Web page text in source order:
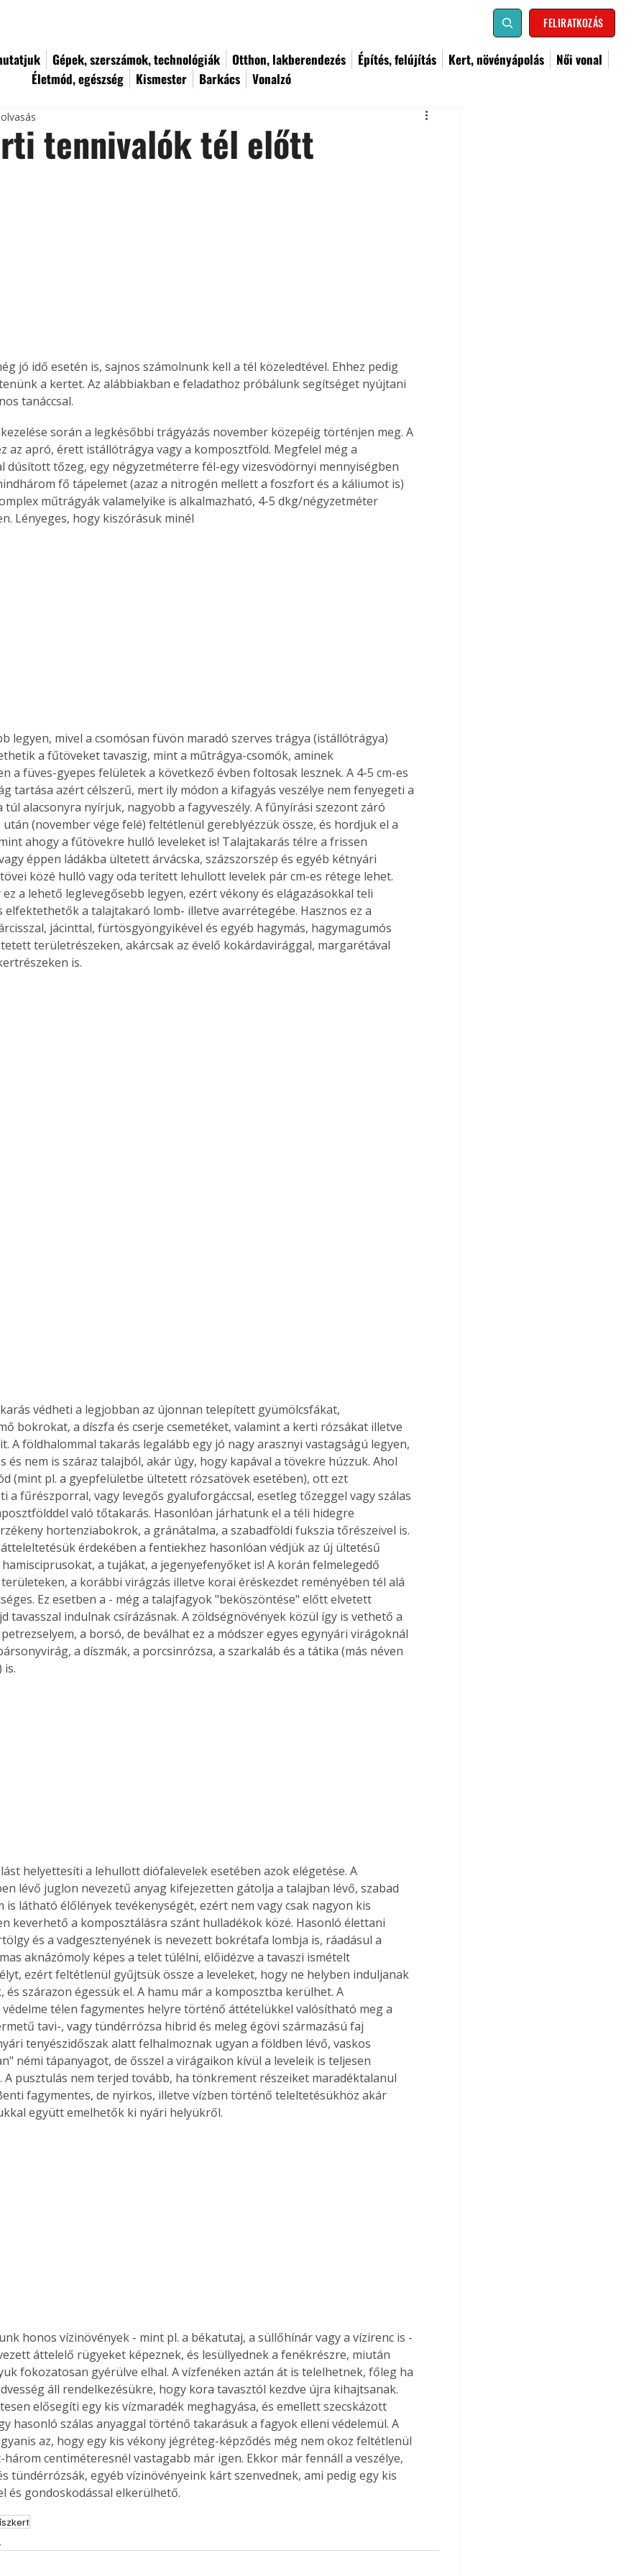
FELIRATKOZÁS
Gépek, szerszámok, technológiák Otthon, lakberendezés Építés, felújítás Kert, növényápolás
Női vonal
Életmód, egészség
Kismester Barkács Vonalzó
Old
új,
egyedi
vagy
is
Bárhol,
élve
az
A
könyvek tetszőleges
párosítással kedvezményes
áron, 0 Ft postaköltséggel
megrendelhetők!
Gyógyító növények: a
tennivalók tél előtt
jó idő esetén is, sajnos számolnunk kell a tél közeledtével. Ehhez pedig
a kertet. Az alábbiakban e feladathoz próbálunk segítséget nyújtani
tanáccsal.
az apró, érett istállótrágya vagy a komposztföld. Megfelel még a
dúsított tőzeg, egy négyzetméterre fél-egy vizesvödörnyi mennyiségben
fő tápelemet (azaz a nitrogén mellett a foszfort és a káliumot is)
műtrágyák valamelyike is alkalmazható, 4-5 dkg/négyzetméter
Lényeges, hogy kiszórásuk minél
legyen, mivel a csomósan füvön maradó szerves trágya (istállótrágya)
a fűtöveket tavaszig, mint a műtrágya-csomók, aminek
a füves-gyepes felületek a következő évben foltosak lesznek. A 4-5 cm-es
tartása azért célszerű, mert ily módon a kifagyás veszélye nem fenyegeti a
túl alacsonyra nyírjuk, nagyobb a fagyveszély. A fűnyírási szezont záró
(november vége felé) feltétlenül gereblyézzük össze, és hordjuk el a
ahogy a fűtövekre hulló leveleket is! Talajtakarás télre a frissen
éppen ládákba ültetett árvácska, százszorszép és egyéb kétnyári
közé hulló vagy oda terített lehullott levelek pár cm-es rétege lehet.
a lehető leglevegősebb legyen, ezért vékony és elágazásokkal teli
elfektethetők a talajtakaró lomb- illetve avarrétegébe. Hasznos ez a
jácinttal, fürtösgyöngyikével és egyéb hagymás, hagymagumós
területrészeken, akárcsak az évelő kokárdavirággal, margarétával
is.
védheti a legjobban az újonnan telepített gyümölcsfákat,
bokrokat, a díszfa és cserje csemetéket, valamint a kerti rózsákat illetve
A földhalommal takarás legalább egy jó nagy arasznyi vastagságú legyen,
és nem is száraz talajból, akár úgy, hogy kapával a tövekre húzzuk. Ahol
(mint pl. a gyepfelületbe ültetett rózsatövek esetében), ott ezt
a fűrészporral, vagy levegős gyaluforgáccsal, esetleg tőzeggel vagy szálas
való tőtakarás. Hasonlóan járhatunk el a téli hidegre
hortenziabokrok, a gránátalma, a szabadföldi fukszia tőrészeivel is.
érdekében a fentiekhez hasonlóan védjük az új ültetésű
a tujákat, a jegenyefenyőket is! A korán felmelegedő
a korábbi virágzás illetve korai éréskezdet reményében tél alá
Ez esetben a - még a talajfagyok "beköszöntése" előtt elvetett
tavasszal indulnak csírázásnak. A zöldségnövények közül így is vethető a
a borsó, de beválhat ez a módszer egyes egynyári virágoknál
a díszmák, a porcsinrózsa, a szarkaláb és a tátika (más néven
is.
helyettesíti a lehullott diófalevelek esetében azok elégetése. A
lévő juglon nevezetű anyag kifejezetten gátolja a talajban lévő, szabad
is látható élőlények tevékenységét, ezért nem vagy csak nagyon kis
keverhető a komposztálásra szánt hulladékok közé. Hasonló élettani
és a vadgesztenyének is nevezett bokrétafa lombja is, ráadásul a
aknázómoly képes a telet túlélni, előidézve a tavaszi ismételt
ezért feltétlenül gyűjtsük össze a leveleket, hogy ne helyben induljanak
és szárazon égessük el. A hamu már a komposztba kerülhet. A
védelme télen fagymentes helyre történő áttételükkel valósítható meg a
tavi-, vagy tündérrózsa hibrid és meleg égövi származású faj
tenyészidőszak alatt felhalmoznak ugyan a földben lévő, vaskos
némi tápanyagot, de ősszel a virágaikon kívül a leveleik is teljesen
A pusztulás nem terjed tovább, ha tönkrement részeiket maradéktalanul
fagymentes, de nyirkos, illetve vízben történő teleltetésükhöz akár
együtt emelhetők ki nyári helyükről.
honos vízinövények - mint pl. a békatutaj, a süllőhínár vagy a vízirenc is -
áttelelő rügyeket képeznek, és lesüllyednek a fenékrészre, miután
fokozatosan gyérülve elhal. A vízfenéken aztán át is telelhetnek, főleg ha
áll rendelkezésükre, hogy kora tavasztól kezdve újra kihajtsanak.
elősegíti egy kis vízmaradék meghagyása, és emellett szecskázott
hasonló szálas anyaggal történő takarásuk a fagyok elleni védelemül. A
az, hogy egy kis vékony jégréteg-képződés még nem okoz feltétlenül
három centiméteresnél vastagabb már igen. Ekkor már fennáll a veszélye,
tündérrózsák, egyéb vízinövényeink kárt szenvednek, ami pedig egy kis
és gondoskodással elkerülhető.